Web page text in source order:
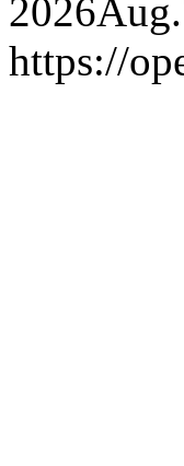
https://